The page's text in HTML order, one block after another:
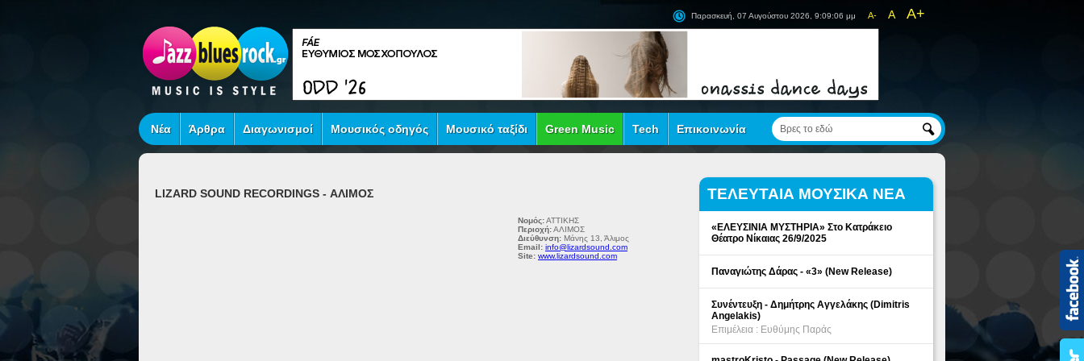
A- A A+
Παρασκευή, 07 Αυγούστου 2026, 9:09:06 μμ
Νέα Άρθρα Διαγωνισμοί Μουσικός οδηγός Μουσικό ταξίδι Green Music Tech Επικοινωνία
LIZARD SOUND RECORDINGS - ΑΛΙΜΟΣ
Νομός:ΑΤΤΙΚΗΣ
Περιοχή:ΑΛΙΜΟΣ
Διεύθυνση: Μάνης 13, Άλιμος
Email: info@lizardsound.com
Site: www.lizardsound.com
ΤΕΛΕΥΤΑΙΑ ΜΟΥΣΙΚΑ ΝΕΑ
«ΕΛΕΥΣΙΝΙΑ ΜΥΣΤΗΡΙΑ» Στο Κατράκειο
Θέατρο Νίκαιας 26/9/2025
Παναγιώτης Δάρας - «3» (New Release)
Συνέντευξη - Δημήτρης Αγγελάκης (Dimitris
Angelakis)
Επιμέλεια : Ευθύμης Παράς